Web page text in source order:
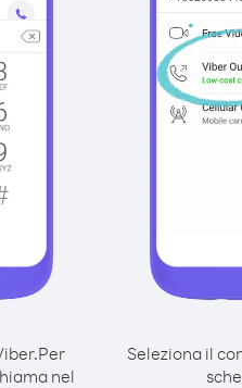
Per
nel
Seleziona il